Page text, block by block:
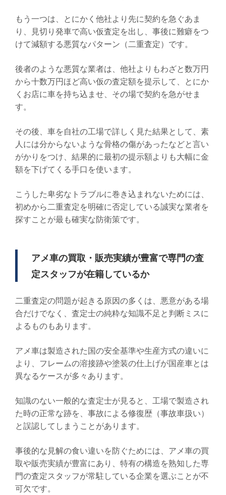
もう一つは、とにかく他社より先に契約を急ぐあま
り、見切り発車で高い仮査定を出し、事後に難癖をつ
けて減額する悪質なパターン（二重査定）です。
後者のような悪質な業者は、他社よりもわざと数万円
から十数万円ほど高い仮の査定額を提示して、とにか
くお店に車を持ち込ませ、その場で契約を急がせま
す。
その後、車を自社の工場で詳しく見た結果として、素
人には分からないような骨格の傷があったなどと言い
がかりをつけ、結果的に最初の提示額よりも大幅に金
額を下げてくる手口を使います。
こうした卑劣なトラブルに巻き込まれないためには、
初めから二重査定を明確に否定している誠実な業者を
探すことが最も確実な防衛策です。
アメ車の買取・販売実績が豊富で専門の査
定スタッフが在籍しているか
二重査定の問題が起きる原因の多くは、悪意がある場
合だけでなく、査定士の純粋な知識不足と判断ミスに
よるものもあります。
アメ車は製造された国の安全基準や生産方式の違いに
より、フレームの溶接跡や塗装の仕上げが国産車とは
異なるケースが多々あります。
知識のない一般的な査定士が見ると、工場で製造され
た時の正常な跡を、事故による修復歴（事故車扱い）
と誤認してしまうことがあります。
事後的な見解の食い違いを防ぐためには、アメ車の買
取や販売実績が豊富にあり、特有の構造を熟知した専
門の査定スタッフが常駐している企業を選ぶことが不
可欠です。